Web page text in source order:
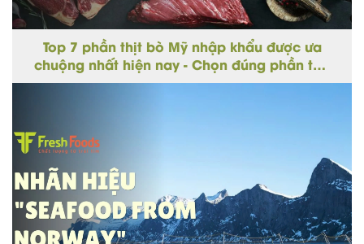
Top 7 phần thịt bò Mỹ nhập khẩu được ưa
chuộng nhất hiện nay - Chọn đúng phần thịt
cho từng món ngon